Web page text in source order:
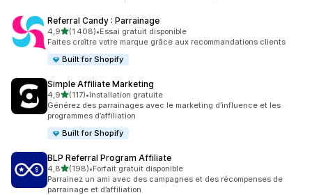
Referral Candy : Parrainage
4,9étoile(s) sur 5
(1 408)
1408 avis au total
•Essai gratuit disponible
Faites croître votre marque grâce aux recommandations clients
Built for Shopify
Simple Affiliate Marketing
4,9étoile(s) sur 5
(117)
117 avis au total
•Installation gratuite
Générez des parrainages avec le marketing d’influence et les
programmes d’affiliation
Built for Shopify
BLP Referral Program Affiliate
4,8étoile(s) sur 5
(198)
198 avis au total
•Forfait gratuit disponible
Parrainez un ami avec des campagnes et des récompenses de
parrainage et d’affiliation